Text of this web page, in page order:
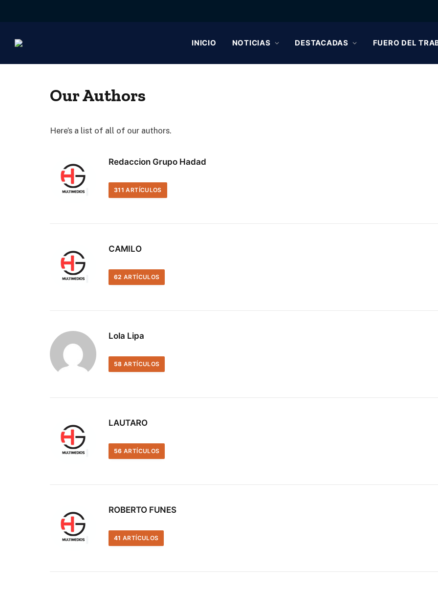
INICIO NOTICIAS DESTACADAS FUERO DEL
Our Authors
Here’s a list of all of our authors.
Redaccion Grupo Hadad
311 ARTÍCULOS
CAMILO
62 ARTÍCULOS
Lola Lipa
58 ARTÍCULOS
LAUTARO
56 ARTÍCULOS
ROBERTO FUNES
41 ARTÍCULOS